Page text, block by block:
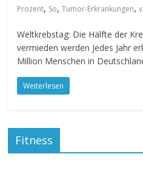
Prozent, So,Tumor-Erkrankungen,
Weltkrebstag: Die Hälfte der
vermieden werden Jedes Jahr
Million Menschen in
Weiterlesen
Fitness